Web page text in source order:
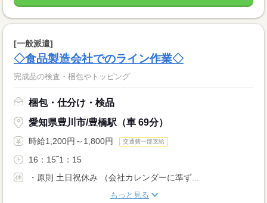
[一般派遣]
◇食品製造会社でのライン作業◇
完成品の検査・梱包やトッピング
梱包・仕分け・検品
愛知県豊川市/豊橋駅（車 69分）
時給1,200円～1,800円 交通費一部支給
16：15‾1：15
・原則 土日祝休み （会社カレンダーに準ず...
もっと見る